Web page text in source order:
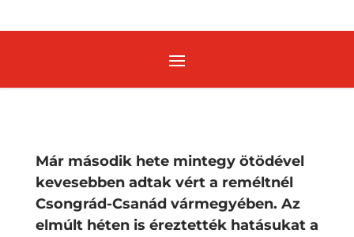
Már második hete mintegy ötödével
kevesebben adtak vért a reméltnél
Csongrád-Csanád vármegyében. Az
elmúlt héten is éreztették hatásukat a